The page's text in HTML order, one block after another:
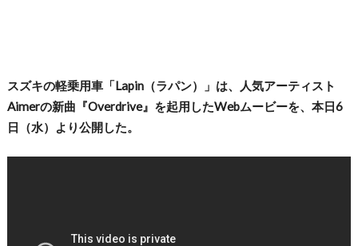
スズキの軽乗用車「Lapin（ラパン）」は、人気アーティスト
Aimerの新曲『Overdrive』を起用したWebムービーを、本日6
日（水）より公開した。